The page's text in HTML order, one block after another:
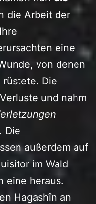
die Arbeit der
eine
von denen
rüstete. Die
und nahm
Die
außerdem auf
im Wald
eine heraus.
Hagashîn an